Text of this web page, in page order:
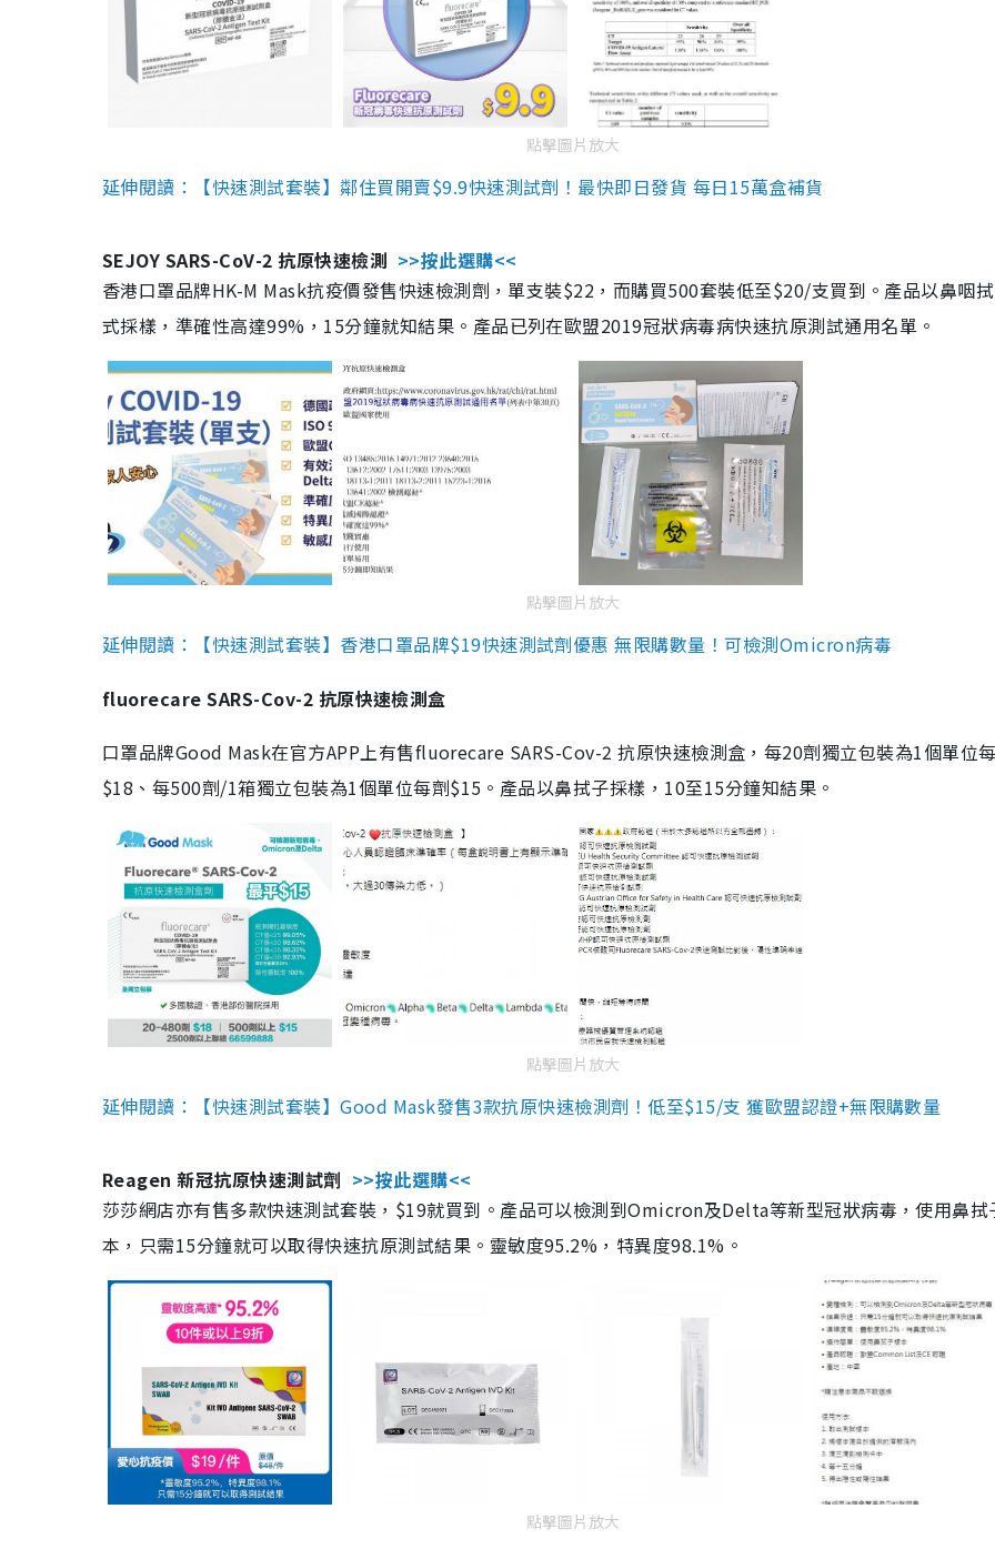
點擊圖片放大
延伸閱讀：【快速測試套裝】鄰住買開賣$9.9快速測試劑！最快即日發貨 每日15萬盒補貨
SEJOY SARS-CoV-2 抗原快速檢測 >>按此選購<<
香港口罩品牌HK-M Mask抗疫價發售快速檢測劑，單支裝$22，而購買500套裝低至$20/支買到。產品以鼻咽
式採樣，準確性高達99%，15分鐘就知結果。產品已列在歐盟2019冠狀病毒病快速抗原測試通用名單。
點擊圖片放大
延伸閱讀：【快速測試套裝】香港口罩品牌$19快速測試劑優惠 無限購數量！可檢測Omicron病毒
fluorecare SARS-Cov-2 抗原快速檢測盒
口罩品牌Good Mask在官方APP上有售fluorecare SARS-Cov-2 抗原快速檢測盒，每20劑獨立包裝為1個單位
$18、每500劑/1箱獨立包裝為1個單位每劑$15。產品以鼻拭子採樣，10至15分鐘知結果。
點擊圖片放大
延伸閱讀：【快速測試套裝】Good Mask發售3款抗原快速檢測劑！低至$15/支 獲歐盟認證+無限購數量
Reagen 新冠抗原快速測試劑 >>按此選購<<
莎莎網店亦有售多款快速測試套裝，$19就買到。產品可以檢測到Omicron及Delta等新型冠狀病毒，使用鼻拭
本，只需15分鐘就可以取得快速抗原測試結果。靈敏度95.2%，特異度98.1%。
點擊圖片放大